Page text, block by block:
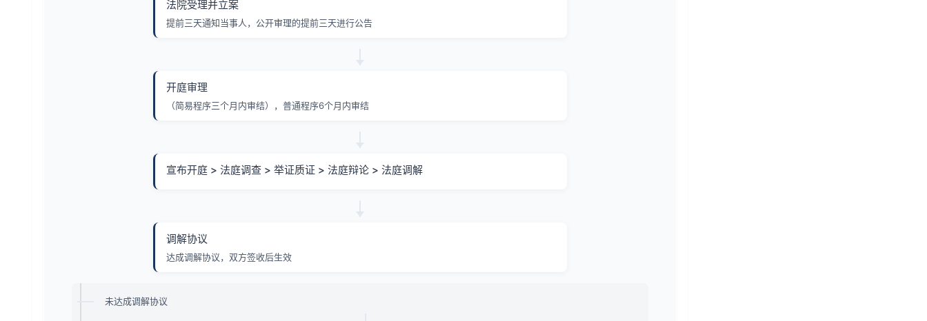
法院受理并立案
提前三天通知当事人，公开审理的提前三天进行公告
开庭审理
（简易程序三个月内审结），普通程序6个月内审结
宣布开庭 > 法庭调查 > 举证质证 > 法庭辩论 > 法庭调解
调解协议
达成调解协议，双方签收后生效
未达成调解协议